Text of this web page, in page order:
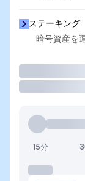
ステーキング
暗号資産を
15分